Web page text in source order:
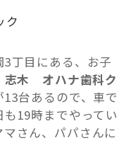
ク
丁目にある、お子
志木 オハナ歯科ク
台あるので、車で
19時までやってい
さん、パパさんに